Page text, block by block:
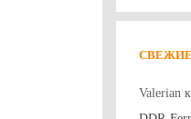
Valerian